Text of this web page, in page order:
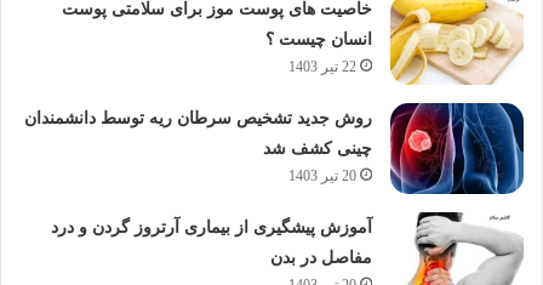
خاصیت های پوست موز برای سلامتی پوست
انسان چیست ؟
22 تیر 1403
روش جدید تشخیص سرطان ریه توسط دانشمندان
چینی کشف شد
20 تیر 1403
آموزش پیشگیری از بیماری آرتروز گردن و درد
مفاصل در بدن